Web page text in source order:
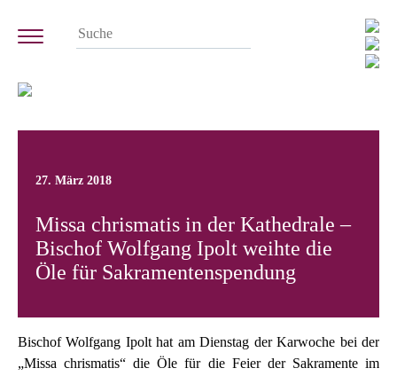
27. März 2018
Missa chrismatis in der Kathedrale –
Bischof Wolfgang Ipolt weihte die
Öle für Sakramentenspendung
Bischof Wolfgang Ipolt hat am Dienstag der Karwoche bei der
„Missa chrismatis“ die Öle für die Feier der Sakramente im